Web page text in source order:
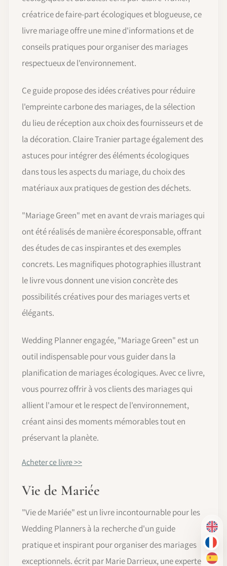
EN
FR
ES
créatrice de faire-part écologiques et blogueuse, ce
livre mariage offre une mine d'informations et de
conseils pratiques pour organiser des mariages
respectueux de l'environnement.
Ce guide propose des idées créatives pour réduire
l'empreinte carbone des mariages, de la sélection
du lieu de réception aux choix des fournisseurs et de
la décoration. Claire Tranier partage également des
astuces pour intégrer des éléments écologiques
dans tous les aspects du mariage, du choix des
matériaux aux pratiques de gestion des déchets.
"Mariage Green" met en avant de vrais mariages qui
ont été réalisés de manière écoresponsable, offrant
des études de cas inspirantes et des exemples
concrets. Les magnifiques photographies illustrant
le livre vous donnent une vision concrète des
possibilités créatives pour des mariages verts et
élégants.
Wedding Planner engagée, "Mariage Green" est un
outil indispensable pour vous guider dans la
planification de mariages écologiques. Avec ce livre,
vous pourrez offrir à vos clients des mariages qui
allient l'amour et le respect de l'environnement,
créant ainsi des moments mémorables tout en
préservant la planète.
Acheter ce livre >>
Vie de Mariée
"Vie de Mariée" est un livre incontournable pour les
Wedding Planners à la recherche d'un guide
pratique et inspirant pour organiser des mariages
exceptionnels. écrit par Marie Darrieux, une experte